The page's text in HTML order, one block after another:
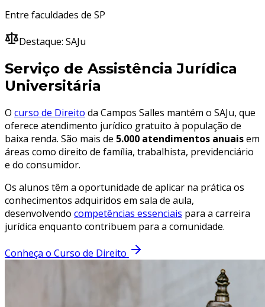
Entre faculdades de SP
Destaque: SAJu
Serviço de Assistência Jurídica
Universitária
O curso de Direito da Campos Salles mantém o SAJu, que
oferece atendimento jurídico gratuito à população de
baixa renda. São mais de 5.000 atendimentos anuaisem
áreas como direito de família, trabalhista, previdenciário
e do consumidor.
Os alunos têm a oportunidade de aplicar na prática os
conhecimentos adquiridos em sala de aula,
desenvolvendo competências essenciais para a carreira
jurídica enquanto contribuem para a comunidade.
Conheça o Curso de Direito